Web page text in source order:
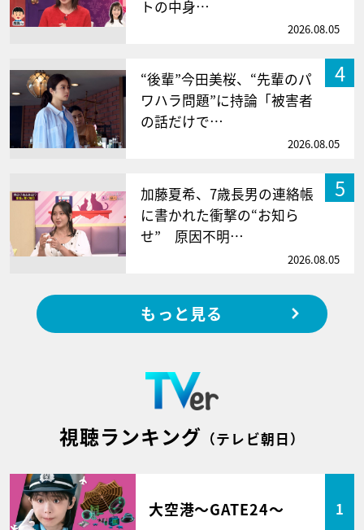
トの中身…
2026.08.05
4
“後輩”今田美桜、“先輩のパ
ワハラ問題”に持論「被害者
の話だけで…
2026.08.05
5
加藤夏希、7歳長男の連絡帳
に書かれた衝撃の“お知ら
せ” 原因不明…
2026.08.05
もっと見る
視聴ランキング （テレビ朝日）
大空港～GATE24～ 1